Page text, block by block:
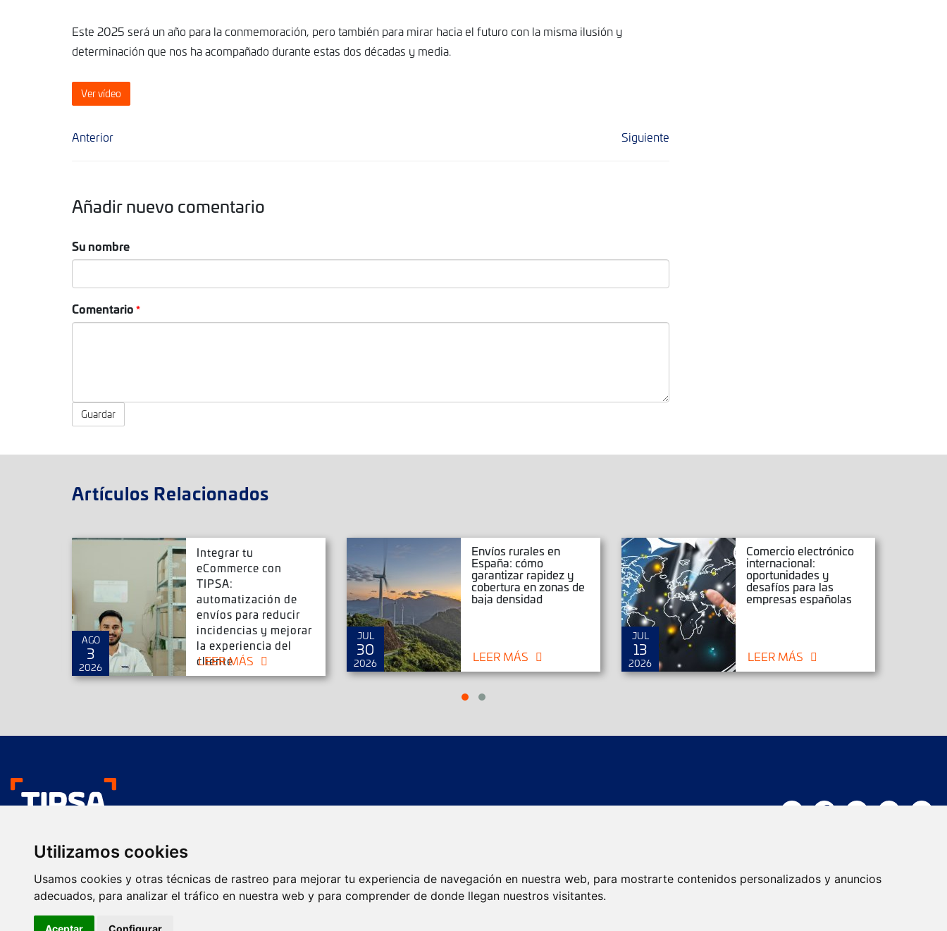
Utilizamos cookies
Usamos cookies y otras técnicas de rastreo para mejorar tu experiencia de navegación en nuestra web, para mostrarte contenidos personalizados y anuncios
adecuados, para analizar el tráfico en nuestra web y para comprender de donde llegan nuestros visitantes.
Aceptar Configurar
Este 2025 será un año para la conmemoración, pero también para mirar hacia el futuro con la misma ilusión y
determinación que nos ha acompañado durante estas dos décadas y media.
Ver vídeo
Anterior Siguiente
Añadir nuevo comentario
Su nombre
Comentario
Guardar
Artículos Relacionados
AGO
3
2026
Integrar tu
eCommerce con
TIPSA:
automatización de
envíos para reducir
incidencias y mejorar
la experiencia del
cliente
LEER MÁS
JUL
30
2026
Envíos rurales en
España: cómo
garantizar rapidez y
cobertura en zonas de
baja densidad
LEER MÁS
JUL
13
2026
Comercio electrónico
internacional:
oportunidades y
desafíos para las
empresas españolas
LEER MÁS
Nos gustan tus envíos
Servicios
Servicios Farma Servicios eCommerce Servicios Internacionales
Actualidad